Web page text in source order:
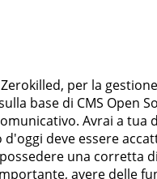
per la
base di CMS
Avrai a
deve essere
una
avere delle